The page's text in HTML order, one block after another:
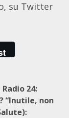
su Twitter
24:
“Inutile, non